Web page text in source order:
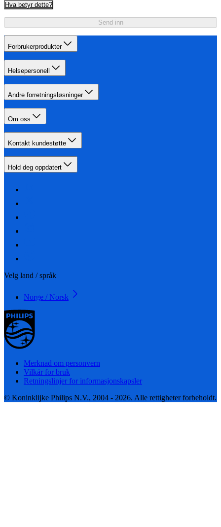
Hva betyr dette?
Send inn
Forbrukerprodukter
Helsepersonell
Andre forretningsløsninger
Om oss
Kontakt kundestøtte
Hold deg oppdatert
Velg land / språk
Norge / Norsk
Merknad om personvern
Vilkår for bruk
Retningslinjer for informasjonskapsler
© Koninklijke Philips N.V., 2004 - 2026. Alle rettigheter forbeholdt.